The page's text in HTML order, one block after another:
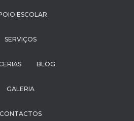
ESCOLAR
SERVIÇOS
BLOG
GALERIA
CONTACTOS